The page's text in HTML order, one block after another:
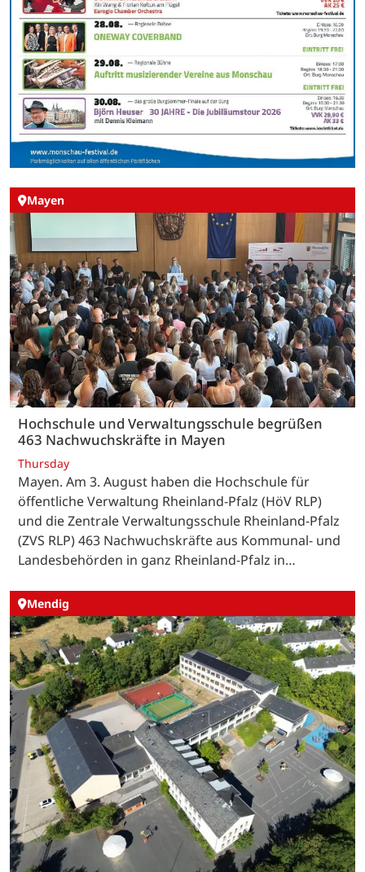
Mayen
Hochschule und Verwaltungsschule begrüßen
463 Nachwuchskräfte in Mayen
Thursday
Mayen. Am 3. August haben die Hochschule für
öffentliche Verwaltung Rheinland-Pfalz (HöV RLP)
und die Zentrale Verwaltungsschule Rheinland-Pfalz
(ZVS RLP) 463 Nachwuchskräfte aus Kommunal- und
Landesbehörden in ganz Rheinland-Pfalz in…
Mendig